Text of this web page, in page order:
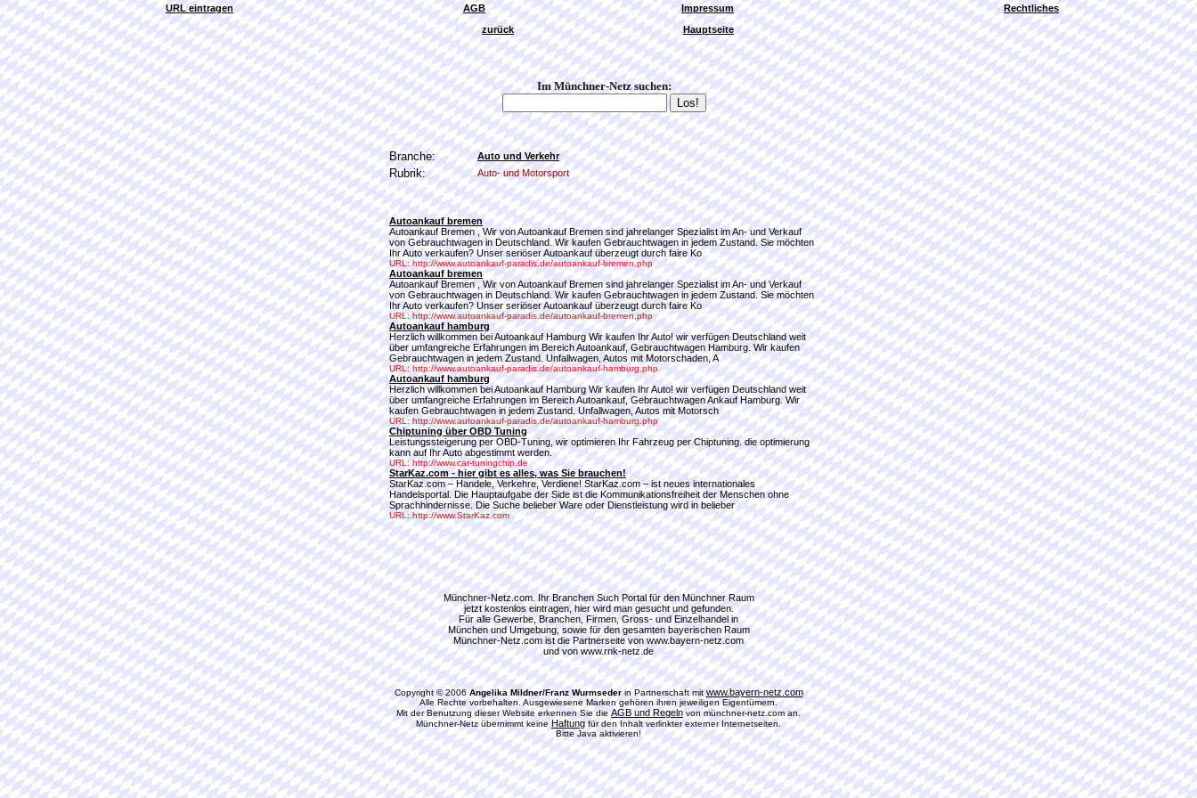
URL eintragen AGB Impressum
Rechtliches
zurück
Hauptseite
Im Münchner-Netz suchen:
Branche: Auto und Verkehr
Rubrik: Auto- und Motorsport
Autoankauf bremen
Autoankauf Bremen , Wir von Autoankauf Bremen sind jahrelanger Spezialist im An- und Verkauf
von Gebrauchtwagen in Deutschland. Wir kaufen Gebrauchtwagen in jedem Zustand. Sie möchten
Ihr Auto verkaufen? Unser seriöser Autoankauf überzeugt durch faire Ko
URL: http://www.autoankauf-paradis.de/autoankauf-bremen.php
Autoankauf bremen
Autoankauf Bremen , Wir von Autoankauf Bremen sind jahrelanger Spezialist im An- und Verkauf
von Gebrauchtwagen in Deutschland. Wir kaufen Gebrauchtwagen in jedem Zustand. Sie möchten
Ihr Auto verkaufen? Unser seriöser Autoankauf überzeugt durch faire Ko
URL: http://www.autoankauf-paradis.de/autoankauf-bremen.php
Autoankauf hamburg
Herzlich willkommen bei Autoankauf Hamburg Wir kaufen Ihr Auto! wir verfügen Deutschland weit
über umfangreiche Erfahrungen im Bereich Autoankauf, Gebrauchtwagen Hamburg. Wir kaufen
Gebrauchtwagen in jedem Zustand. Unfallwagen, Autos mit Motorschaden, A
URL: http://www.autoankauf-paradis.de/autoankauf-hamburg.php
Autoankauf hamburg
Herzlich willkommen bei Autoankauf Hamburg Wir kaufen Ihr Auto! wir verfügen Deutschland weit
über umfangreiche Erfahrungen im Bereich Autoankauf, Gebrauchtwagen Ankauf Hamburg. Wir
kaufen Gebrauchtwagen in jedem Zustand. Unfallwagen, Autos mit Motorsch
URL: http://www.autoankauf-paradis.de/autoankauf-hamburg.php
Chiptuning über OBD Tuning
Leistungssteigerung per OBD-Tuning, wir optimieren Ihr Fahrzeug per Chiptuning. die optimierung
kann auf Ihr Auto abgestimmt werden.
URL: http://www.car-tuningchip.de
StarKaz.com - hier gibt es alles, was Sie brauchen!
StarKaz.com – Handele, Verkehre, Verdiene! StarKaz.com – ist neues internationales
Handelsportal. Die Hauptaufgabe der Side ist die Kommunikationsfreiheit der Menschen ohne
Sprachhindernisse. Die Suche belieber Ware oder Dienstleistung wird in belieber
URL: http://www.StarKaz.com
Münchner-Netz.com. Ihr Branchen Such Portal für den Münchner Raum
jetzt kostenlos eintragen, hier wird man gesucht und gefunden.
Für alle Gewerbe, Branchen, Firmen, Gross- und Einzelhandel in
München und Umgebung, sowie für den gesamten bayerischen Raum
Münchner-Netz.com ist die Partnerseite von www.bayern-netz.com
und von www.rnk-netz.de
Copyright © 2006Angelika Mildner/Franz Wurmsederin Partnerschaft mit www.bayern-netz.com
Alle Rechte vorbehalten. Ausgewiesene Marken gehören ihren jeweiligen Eigentümern.
Mit der Benutzung dieser Website erkennen Sie dieAGB und Regelnvon münchner-netz.com an.
Münchner-Netz übernimmt keine Haftungfür den Inhalt verlinkter externer Internetseiten.
Bitte Java aktivieren!